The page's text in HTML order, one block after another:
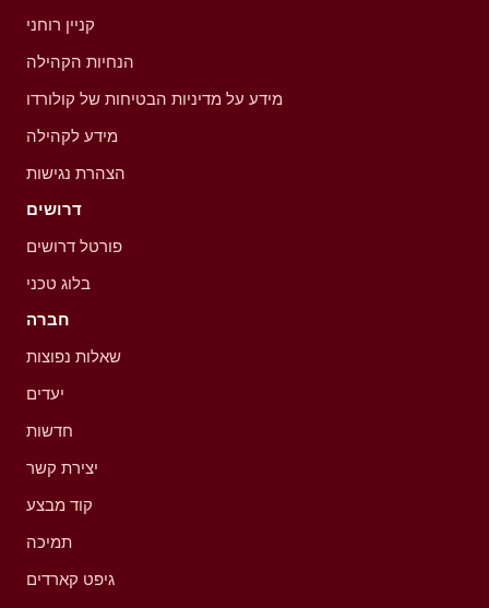
קניין רוחני
הנחיות הקהילה
מידע על מדיניות הבטיחות של קולורדו
מידע לקהילה
הצהרת נגישות
דרושים
פורטל דרושים
בלוג טכני
חברה
שאלות נפוצות
יעדים
חדשות
יצירת קשר
קוד מבצע
תמיכה
גיפט קארדים